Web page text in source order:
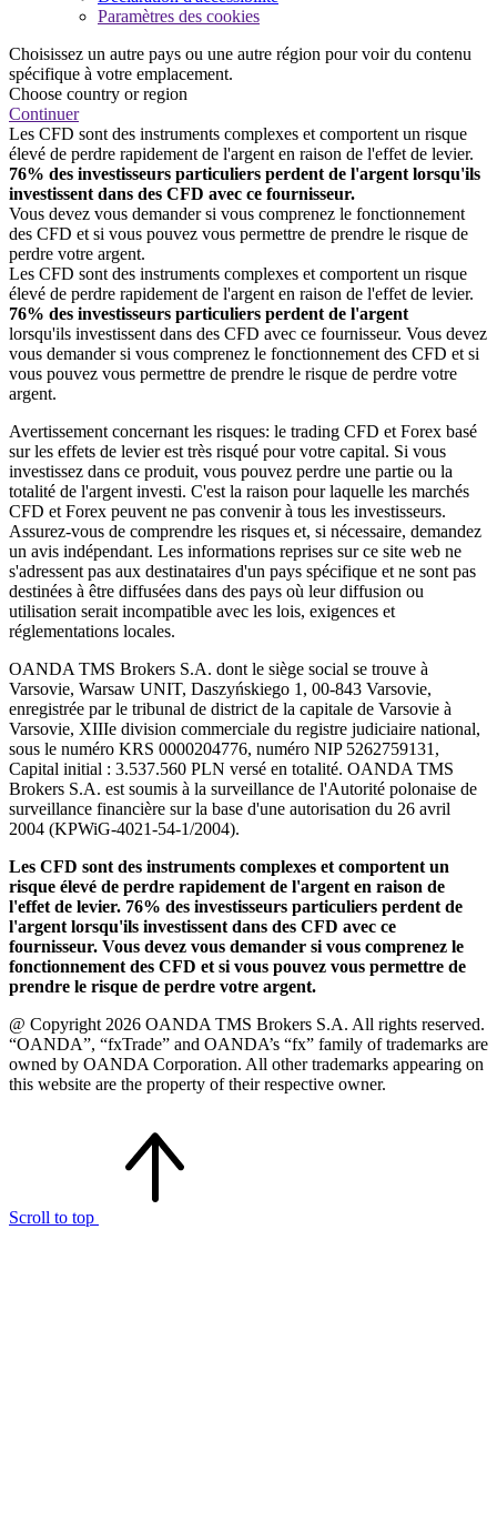
Paramètres des cookies
Choisissez un autre pays ou une autre région pour voir du contenu
spécifique à votre emplacement.
Choose country or region
Continuer
Les CFD sont des instruments complexes et comportent un risque
élevé de perdre rapidement de l'argent en raison de l'effet de levier.
76% des investisseurs particuliers perdent de l'argent lorsqu'ils
investissent dans des CFD avec ce fournisseur.
Vous devez vous demander si vous comprenez le fonctionnement
des CFD et si vous pouvez vous permettre de prendre le risque de
perdre votre argent.
Les CFD sont des instruments complexes et comportent un risque
élevé de perdre rapidement de l'argent en raison de l'effet de levier.
76% des investisseurs particuliers perdent de l'argent
lorsqu'ils investissent dans des CFD avec ce fournisseur. Vous devez
vous demander si vous comprenez le fonctionnement des CFD et si
vous pouvez vous permettre de prendre le risque de perdre votre
argent.
Avertissement concernant les risques: le trading CFD et Forex basé
sur les effets de levier est très risqué pour votre capital. Si vous
investissez dans ce produit, vous pouvez perdre une partie ou la
totalité de l'argent investi. C'est la raison pour laquelle les marchés
CFD et Forex peuvent ne pas convenir à tous les investisseurs.
Assurez-vous de comprendre les risques et, si nécessaire, demandez
un avis indépendant. Les informations reprises sur ce site web ne
s'adressent pas aux destinataires d'un pays spécifique et ne sont pas
destinées à être diffusées dans des pays où leur diffusion ou
utilisation serait incompatible avec les lois, exigences et
réglementations locales.
OANDA TMS Brokers S.A. dont le siège social se trouve à
Varsovie, Warsaw UNIT, Daszyńskiego 1, 00-843 Varsovie,
enregistrée par le tribunal de district de la capitale de Varsovie à
Varsovie, XIIIe division commerciale du registre judiciaire national,
sous le numéro KRS 0000204776, numéro NIP 5262759131,
Capital initial : 3.537.560 PLN versé en totalité. OANDA TMS
Brokers S.A. est soumis à la surveillance de l'Autorité polonaise de
surveillance financière sur la base d'une autorisation du 26 avril
2004 (KPWiG-4021-54-1/2004).
Les CFD sont des instruments complexes et comportent un
risque élevé de perdre rapidement de l'argent en raison de
l'effet de levier. 76% des investisseurs particuliers perdent de
l'argent lorsqu'ils investissent dans des CFD avec ce
fournisseur. Vous devez vous demander si vous comprenez le
fonctionnement des CFD et si vous pouvez vous permettre de
prendre le risque de perdre votre argent.
@ Copyright 2026 OANDA TMS Brokers S.A. All rights reserved.
“OANDA”, “fxTrade” and OANDA’s “fx” family of trademarks are
owned by OANDA Corporation. All other trademarks appearing on
this website are the property of their respective owner.
Scroll to top